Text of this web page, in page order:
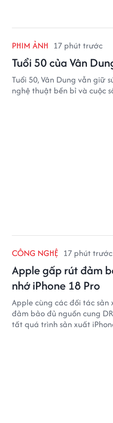
PHIM ẢNH 17 phút trước
Tuổi 50 của Vân
Tuổi 50, Vân Dung vẫn giữ
nghệ thuật bền bỉ và cuộc
CÔNG NGHỆ 17 phút trước
Apple gấp rút đảm
nhớ iPhone 18 Pro
Apple cùng các đối tác
đảm bảo đủ nguồn cung
tất quá trình sản xuất